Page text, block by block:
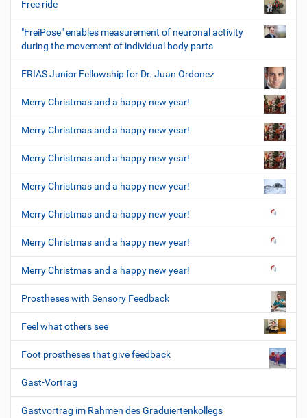
Free ride
"FreiPose" enables measurement of neuronal activity
during the movement of individual body parts
FRIAS Junior Fellowship for Dr. Juan Ordonez
Merry Christmas and a happy new year!
Merry Christmas and a happy new year!
Merry Christmas and a happy new year!
Merry Christmas and a happy new year!
Merry Christmas and a happy new year!
Merry Christmas and a happy new year!
Merry Christmas and a happy new year!
Prostheses with Sensory Feedback
Feel what others see
Foot prostheses that give feedback
Gast-Vortrag
Gastvortrag im Rahmen des Graduiertenkollegs